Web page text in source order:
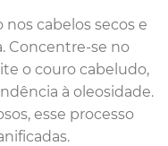
cabelos secos e
Concentre-se no
o couro cabeludo,
à oleosidade.
esse processo